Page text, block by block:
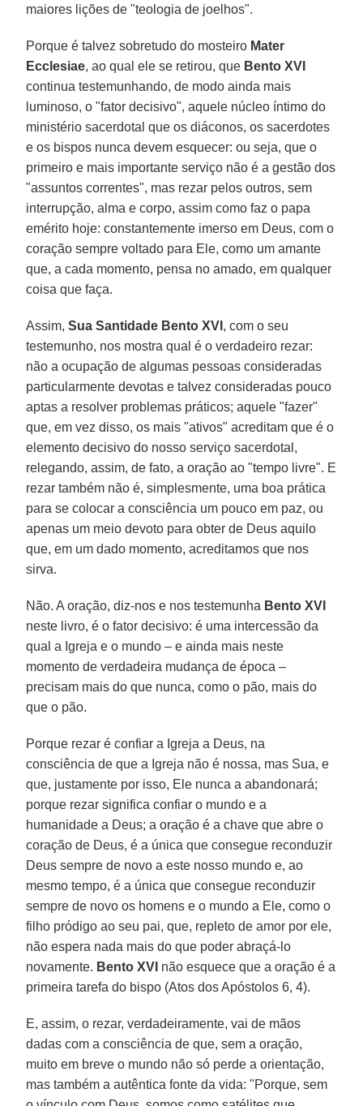
maiores lições de "teologia de joelhos".
Porque é talvez sobretudo do mosteiro Mater
Ecclesiae, ao qual ele se retirou, que Bento XVI
continua testemunhando, de modo ainda mais
luminoso, o "fator decisivo", aquele núcleo íntimo do
ministério sacerdotal que os diáconos, os sacerdotes
e os bispos nunca devem esquecer: ou seja, que o
primeiro e mais importante serviço não é a gestão dos
"assuntos correntes", mas rezar pelos outros, sem
interrupção, alma e corpo, assim como faz o papa
emérito hoje: constantemente imerso em Deus, com o
coração sempre voltado para Ele, como um amante
que, a cada momento, pensa no amado, em qualquer
coisa que faça.
Assim,Sua Santidade Bento XVI , com o seu
testemunho, nos mostra qual é o verdadeiro rezar:
não a ocupação de algumas pessoas consideradas
particularmente devotas e talvez consideradas pouco
aptas a resolver problemas práticos; aquele "fazer"
que, em vez disso, os mais "ativos" acreditam que é o
elemento decisivo do nosso serviço sacerdotal,
relegando, assim, de fato, a oração ao "tempo livre". E
rezar também não é, simplesmente, uma boa prática
para se colocar a consciência um pouco em paz, ou
apenas um meio devoto para obter de Deus aquilo
que, em um dado momento, acreditamos que nos
sirva.
Não. A oração, diz-nos e nos testemunha Bento XVI
neste livro, é o fator decisivo: é uma intercessão da
qual a Igreja e o mundo – e ainda mais neste
momento de verdadeira mudança de época –
precisam mais do que nunca, como o pão, mais do
que o pão.
Porque rezar é confiar a Igreja a Deus, na
consciência de que a Igreja não é nossa, mas Sua, e
que, justamente por isso, Ele nunca a abandonará;
porque rezar significa confiar o mundo e a
humanidade a Deus; a oração é a chave que abre o
coração de Deus, é a única que consegue reconduzir
Deus sempre de novo a este nosso mundo e, ao
mesmo tempo, é a única que consegue reconduzir
sempre de novo os homens e o mundo a Ele, como o
filho pródigo ao seu pai, que, repleto de amor por ele,
não espera nada mais do que poder abraçá-lo
novamente. Bento XVI não esquece que a oração é a
primeira tarefa do bispo (Atos dos Apóstolos 6, 4).
E, assim, o rezar, verdadeiramente, vai de mãos
dadas com a consciência de que, sem a oração,
muito em breve o mundo não só perde a orientação,
mas também a autêntica fonte da vida: "Porque, sem